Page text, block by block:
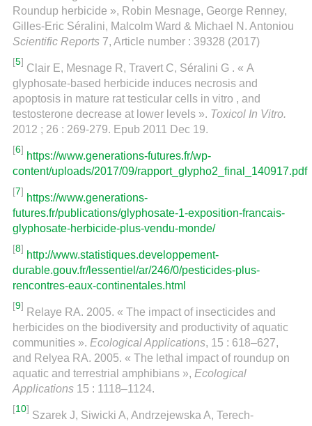
Roundup herbicide », Robin Mesnage, George Renney,
Gilles-Eric Séralini, Malcolm Ward & Michael N. Antoniou
Scientific Reports7, Article number : 39328 (2017)
[5]
Clair E, Mesnage R, Travert C, Séralini G . « A
glyphosate-based herbicide induces necrosis and
apoptosis in mature rat testicular cells in vitro , and
testosterone decrease at lower levels ». Toxicol In Vitro.
2012 ; 26 : 269-279. Epub 2011 Dec 19.
[6]
https://www.generations-futures.fr/wp-
content/uploads/2017/09/rapport_glypho2_final_140917.pdf
[7]
https://www.generations-
futures.fr/publications/glyphosate-1-exposition-francais-
glyphosate-herbicide-plus-vendu-monde/
[8]
http://www.statistiques.developpement-
durable.gouv.fr/lessentiel/ar/246/0/pesticides-plus-
rencontres-eaux-continentales.html
[9]
Relaye RA. 2005. « The impact of insecticides and
herbicides on the biodiversity and productivity of aquatic
communities ». Ecological Applications, 15 : 618–627,
and Relyea RA. 2005. « The lethal impact of roundup on
aquatic and terrestrial amphibians », Ecological
Applications15 : 1118–1124.
[10]
Szarek J, Siwicki A, Andrzejewska A, Terech-